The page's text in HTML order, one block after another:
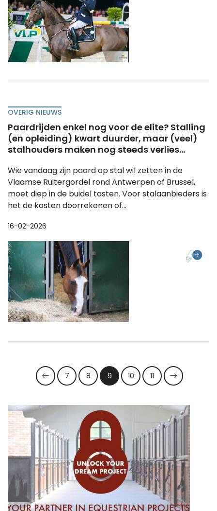
OVERIG NIEUWS
Paardrijden enkel nog voor de elite? Stalling
(en opleiding) kwart duurder, maar (veel)
stalhouders maken nog steeds verlies...
Wie vandaag zijn paard op stal wil zetten in de
Vlaamse Ruitergordel rond Antwerpen of Brussel,
moet diep in de buidel tasten. Voor stalaanbieders is
het de kosten doorrekenen of...
16-02-2026
7 8 9 10 11